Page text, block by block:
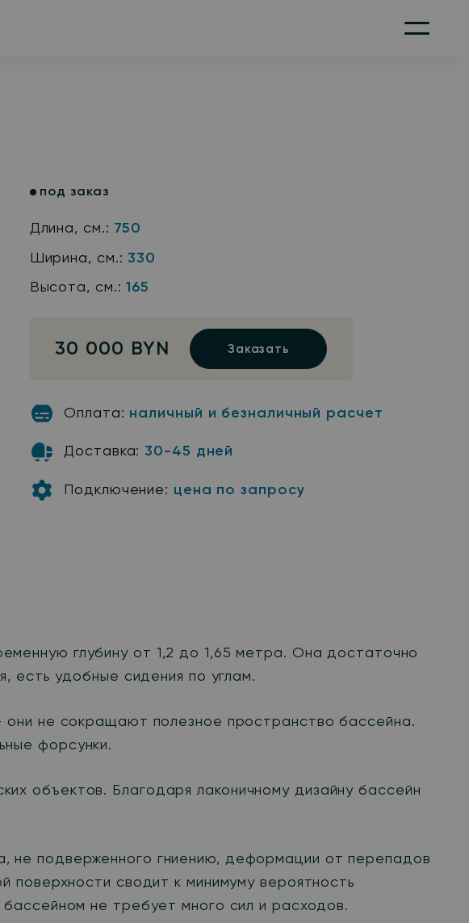
Меню
под заказ
Длина, см.: 750
Ширина, см.: 330
Высота, см.:165
30 000 BYN Заказать
Оплата: наличный и безналичный расчет
Доставка: 30-45 дней
Подключение: цена по запросу
глубину от 1,2 до 1,65 метра. Она достаточно
есть удобные сидения по углам.
не сокращают полезное пространство бассейна.
форсунки.
объектов. Благодаря лаконичному дизайну бассейн
не подверженного гниению, деформации от перепадов
поверхности сводит к минимуму вероятность
не требует много сил и расходов.